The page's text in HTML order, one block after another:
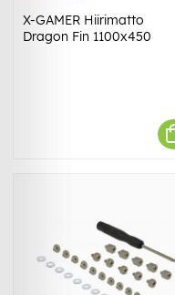
X-GAMER Hiirimatto
Dragon Fin 1100x450